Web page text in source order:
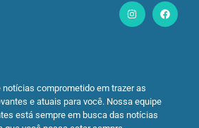
comprometido em trazer as
e atuais para você. Nossa equipe
está sempre em busca das notícias